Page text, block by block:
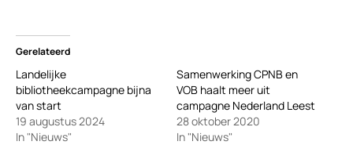
Gerelateerd
Landelijke
bibliotheekcampagne bijna
van start
19 augustus 2024
In "Nieuws"
Samenwerking CPNB en
VOB haalt meer uit
campagne Nederland Leest
28 oktober 2020
In "Nieuws"